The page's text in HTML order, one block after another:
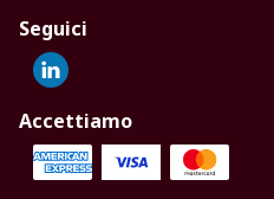
Seguici
Accettiamo